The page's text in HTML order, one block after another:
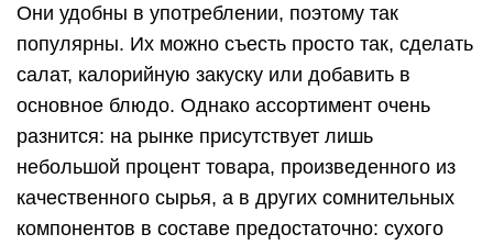
Они удобны в употреблении, поэтому так
популярны. Их можно съесть просто так, сделать
салат, калорийную закуску или добавить в
основное блюдо. Однако ассортимент очень
разнится: на рынке присутствует лишь
небольшой процент товара, произведенного из
качественного сырья, а в других сомнительных
компонентов в составе предостаточно: сухого